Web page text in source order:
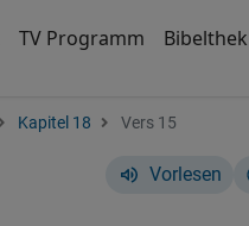
TV Programm
Kapitel 18 Vers 15
Vorlesen